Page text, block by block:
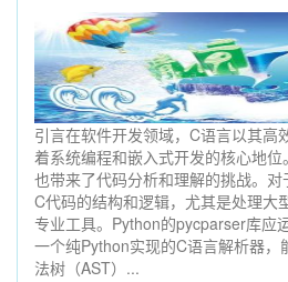
引言在软件开发领域，C语言以其高
着系统编程和嵌入式开发的核心地
也带来了代码分析和理解的挑战。
C代码的结构和逻辑，尤其是处理大
专业工具。Python的pycparser库应
一个纯Python实现的C语言解析器，
法树（AST）...